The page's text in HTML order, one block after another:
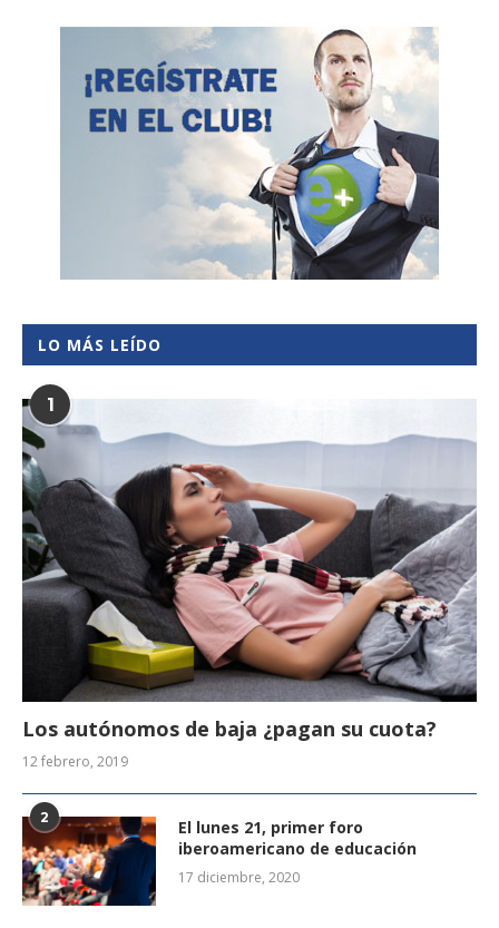
LO MÁS LEÍDO
1
Los autónomos de baja ¿pagan su cuota?
12 febrero, 2019
2
El lunes 21, primer foro
iberoamericano de educación
17 diciembre, 2020